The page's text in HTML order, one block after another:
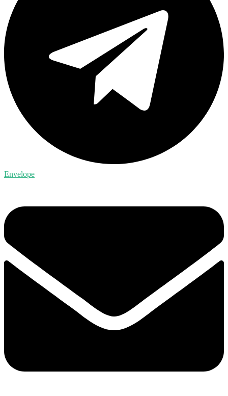
Envelope